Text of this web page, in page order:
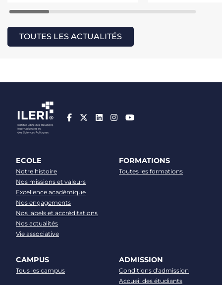
TOUTES LES ACTUALITÉS
ECOLE
Notre histoire
Nos missions et valeurs
Excellence académique
Nos engagements
Nos labels et accréditations
Nos actualités
Vie associative
FORMATIONS
Toutes les formations
CAMPUS
Tous les campus
ADMISSION
Conditions d'admission
Accueil des étudiants